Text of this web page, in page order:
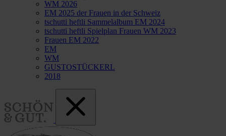
WM 2026
EM 2025 der Frauen in der Schweiz
tschutti heftli Sammelalbum EM 2024
tschutti heftli Spielplan Frauen WM 2023
Frauen EM 2022
EM
WM
GUSTOSTÜCKERL
2018